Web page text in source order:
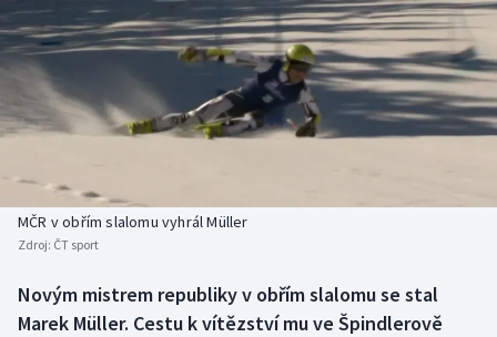
DALŠÍ SPORTY
Americký fotbal
Basketbal
Biatlon
Boby a skeleton
NEPŘEHLÉDNĚTE
Historické návraty
Aplikace ČT sport
AZ kvíz
MČR v obřím slalomu vyhrál Müller
Zdroj: ČT sport
Novým mistrem republiky v obřím slalomu se stal
Marek Müller. Cestu k vítězství mu ve Špindlerově